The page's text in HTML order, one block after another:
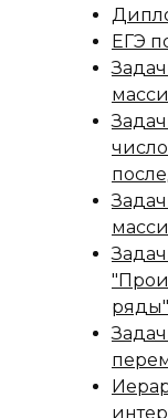
ЕГЭ
ряды"